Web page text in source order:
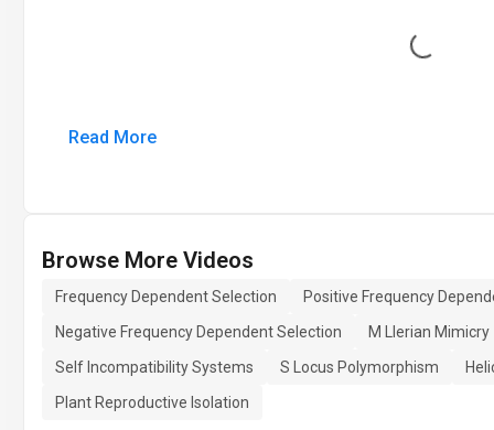
Loading...
Read More
Browse More Videos
Frequency Dependent Selection
Positive Frequency
Negative Frequency Dependent Selection
M Llerian Mimicry
Self Incompatibility Systems
S Locus Polymorphism
Plant Reproductive Isolation